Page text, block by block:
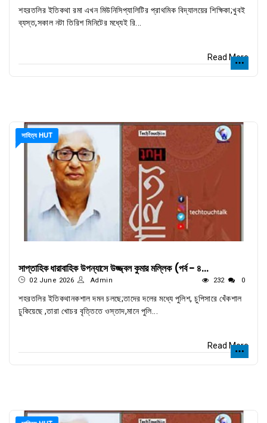
শহরতলির ইতিকথা রমা এখন মিউনিসিপ্যালিটির প্রাথমিক বিদ্যালয়ের শিক্ষিকা;খুবই
ব্যস্ত,সকাল নটা তিরিশ মিনিটের মধ্যেই রি...
Read More
সাহিত্য HUT
সাপ্তাহিক ধারাবাহিক উপন্যাসে উজ্জ্বল কুমার মল্লিক (পর্ব - ৪...
02 June 2026 Admin 232 0
শহরতলির ইতিকথানকশাল দমন চলছে;তাদের দলের মধ্যে পুলিশ, চুপিসারে খেঁকশাল
ঢুকিয়েছে ,তারা খোচর বৃত্তিতে ওস্তাদ,মানে পুলি...
Read More